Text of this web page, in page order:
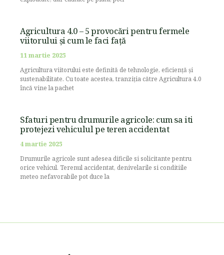
Agricultura 4.0 – 5 provocări pentru fermele
viitorului și cum le faci față
11 martie 2025
Agricultura viitorului este definită de tehnologie, eficiență și
sustenabilitate. Cu toate acestea, tranziția către Agricultura 4.0
încă vine la pachet
Sfaturi pentru drumurile agricole: cum sa iti
protejezi vehiculul pe teren accidentat
4 martie 2025
Drumurile agricole sunt adesea dificile si solicitante pentru
orice vehicul. Terenul accidentat, denivelarile si conditiile
meteo nefavorabile pot duce la